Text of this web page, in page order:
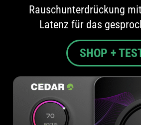
Rauschunterdrückung
Latenz für das
SHOP +